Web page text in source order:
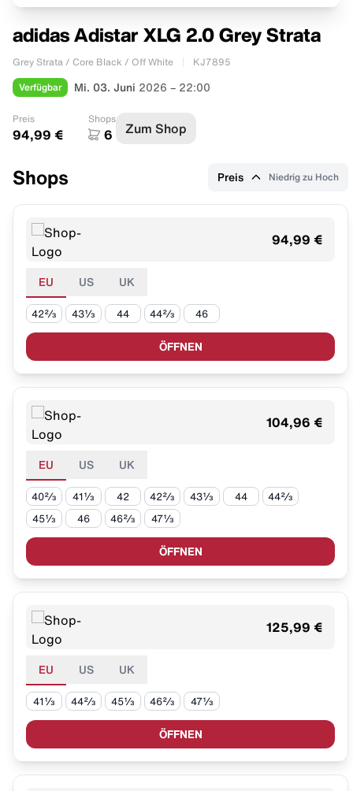
adidas Adistar XLG 2.0 Grey Strata
Grey Strata / Core Black / Off White KJ7895
Verfügbar Mi. 03. Juni 2026 – 22:00
Preis
94,99 €
Shops
6 Zum Shop
Shops Preis Niedrig zu Hoch
94,99 €
EU US UK
42⅔ 43⅓ 44 44⅔ 46
ÖFFNEN
104,96 €
EU US UK
40⅔ 41⅓ 42 42⅔ 43⅓ 44 44⅔
45⅓ 46 46⅔ 47⅓
ÖFFNEN
125,99 €
EU US UK
41⅓ 44⅔ 45⅓ 46⅔ 47⅓
ÖFFNEN